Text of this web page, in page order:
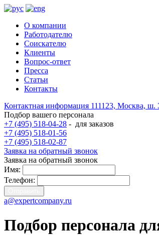
О компании
Работодателю
Соискателю
Клиенты
Вопрос-ответ
Пресса
Статьи
Контакты
Контактная информация 111123, Москва, ш.
Подбор вашего персонала
+7 (495) 518-04-28 - для заказов
+7 (495) 518-01-56
+7 (495) 518-02-87
Заявка на обратный звонок
Заявка на обратный звонок
Имя:
Телефон:
a@expertcompany.ru
Подбор персонала